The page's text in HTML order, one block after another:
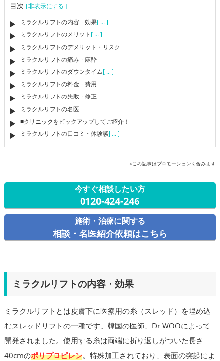
目次[ 非表示にする ]
ミラクルリフトの内容・効果[ ... ]
ミラクルリフトのメリット [ ... ]
ミラクルリフトのデメリット・リスク
ミラクルリフトの痛み・麻酔
ミラクルリフトのダウンタイム[ ... ]
ミラクルリフトの料金・費用
ミラクルリフトの失敗・修正
ミラクルリフトの名医
■クリニックをピックアップしてご紹介！
ミラクルリフトの口コミ・体験談[ ... ]
※この記事はプロモーションを含みます
今すぐ相談したい方
0120-424-246
施術・治療に関する
相談・名医紹介依頼はこちら
ミラクルリフトの内容・効果
ミラクルリフトとは皮膚下に医療用の糸（スレッド）を埋め込
むスレッドリフトの一種です。韓国の医師、Dr.WOOによって
開発されました。使用する糸は両端に折り返しがついた長さ
40cmのポリプロピレン。特殊加工されており、表面の突起によ